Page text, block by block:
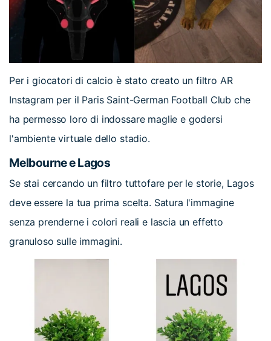
Per i giocatori di calcio è stato creato un filtro AR
Instagram per il Paris Saint-German Football Club che
ha permesso loro di indossare maglie e godersi
l'ambiente virtuale dello stadio.
Melbourne e Lagos
Se stai cercando un filtro tuttofare per le storie, Lagos
deve essere la tua prima scelta. Satura l'immagine
senza prenderne i colori reali e lascia un effetto
granuloso sulle immagini.